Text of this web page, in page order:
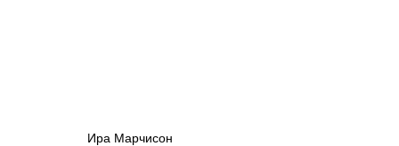
Ира Марчисон